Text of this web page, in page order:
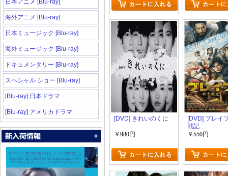
日本アニメ [Blu-ray]
海外アニメ [Blu-ray]
日本ミュージック [Blu-ray]
海外ミュージック [Blu-ray]
ドキュメンタリー [Blu-ray]
スペシャル ショー [Blu-ray]
[Blu-ray] 日本ドラマ
[Blu-ray] アメリカドラマ
[DVD] きれいのくに
￥980円
[DVD] ブレイ
戦記
￥550円